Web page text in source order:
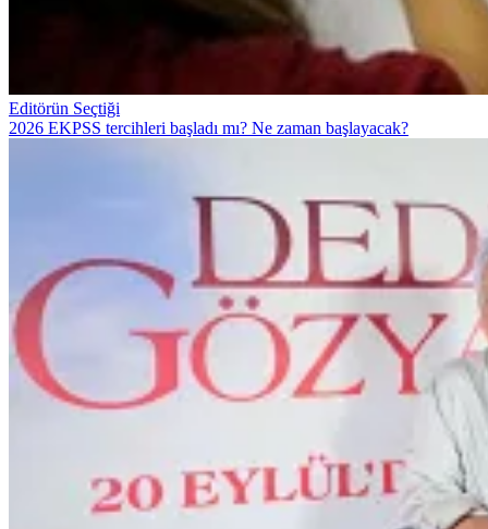
Editörün Seçtiği
2026 EKPSS tercihleri başladı mı? Ne zaman başlayacak?